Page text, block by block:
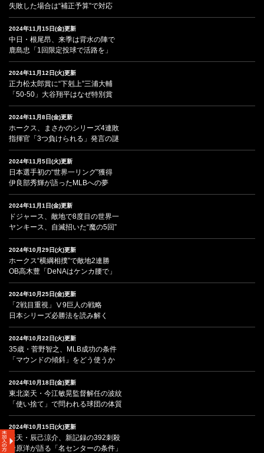
失敗した場合は“補正予算”で対応
2024年11月15日(金)更新
中日・根尾昂、来季は背水の陣で
鹿島忠「1回限定投球で活路を」
2024年11月12日(火)更新
正力松太郎賞に“下剋上”三浦大輔
「50-50」大谷翔平はなぜ特別賞
2024年11月8日(金)更新
ホークス、まさかのシリーズ4連敗
指揮官「3つ負けられる」発言の謎
2024年11月5日(火)更新
日本選手初の“世界一リング”獲得
伊良部秀輝が語ったMLBへの夢
2024年11月1日(金)更新
ドジャース、敵地で8度目の世界一
ヤンキース、自滅招いた“魔の5回”
2024年10月29日(火)更新
ホークス“横綱相撲”で敵地2連勝
OB高木豊「DeNAはケンカ腰で」
2024年10月25日(金)更新
「2戦目重視」Ⅴ9巨人の戦略
日本シリーズ必勝法を読み解く
2024年10月22日(火)更新
35歳・菅野智之、MLB成功の条件
「マウンドの傾斜」をどう使うか
2024年10月18日(金)更新
東北楽天・今江敏晃監督解任の波紋
「使い捨て」で問われる球団の体質
2024年10月15日(火)更新
楽天・辰己涼介、新記録の392刺殺
柴原洋が語る「名センターの条件」